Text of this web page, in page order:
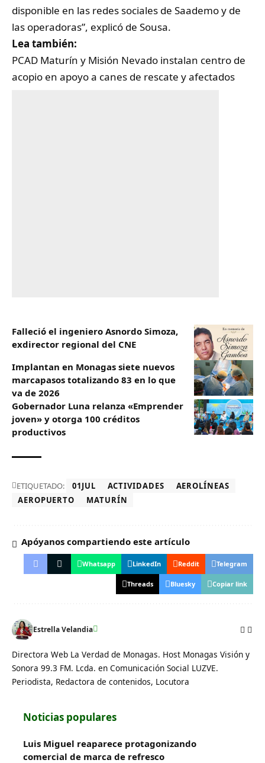
disponible en las redes sociales de Saademo y de
las operadoras”, explicó de Sousa.
Lea también:
PCAD Maturín y Misión Nevado instalan centro de
acopio en apoyo a canes de rescate y afectados
Falleció el ingeniero Asnordo Simoza,
exdirector regional del CNE
Implantan en Monagas siete nuevos
marcapasos totalizando 83 en lo que
va de 2026
Gobernador Luna relanza «Emprender
joven» y otorga 100 créditos
productivos
ETIQUETADO: 01JUL ACTIVIDADES
AEROLÍNEAS
AEROPUERTO
MATURÍN
Apóyanos compartiendo este artículo
Whatsapp LinkedIn Reddit Telegram
Threads Bluesky Copiar link
Estrella Velandia
Directora Web La Verdad de Monagas. Host Monagas Visión y
Sonora 99.3 FM. Lcda. en Comunicación Social LUZVE.
Periodista, Redactora de contenidos, Locutora
Noticias populares
Luis Miguel reaparece protagonizando
comercial de marca de refresco